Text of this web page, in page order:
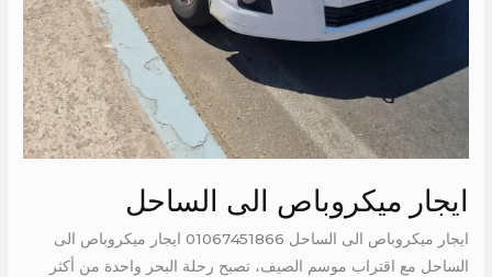
ايجار ميكروباص الى الساحل
ايجار ميكروباص الى الساحل 01067451866 ايجار ميكروباص الى
الساحل مع اقتراب موسم الصيف، تصبح رحلة البحر واحدة من أكثر